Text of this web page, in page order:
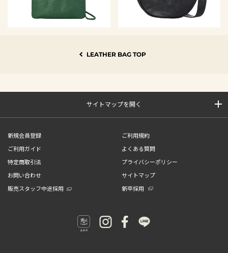
LEATHER BAG TOP
サイトマップを開く
新規会員登録
ご利用規約
ご利用ガイド
よくある質問
特定商取引法
プライバシーポリシー
お問い合わせ
サイトマップ
販売スタッフ中途採用
新卒採用